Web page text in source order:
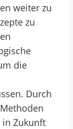
weiter zu
zu
die
Durch
Zukunft